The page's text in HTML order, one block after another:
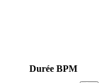
Durée BPM